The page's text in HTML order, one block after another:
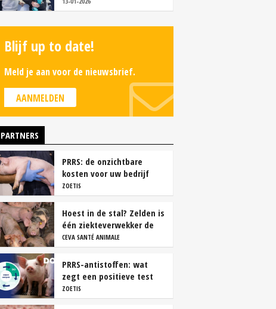
Blijf up to date!
Meld je aan voor de nieuwsbrief.
AANMELDEN
PARTNERS
PRRS: de onzichtbare
kosten voor uw bedrijf
ZOETIS
Hoest in de stal? Zelden is
één ziekteverwekker de
oorzaak
CEVA SANTÉ ANIMALE
PRRS-antistoffen: wat
zegt een positieve test
echt?
ZOETIS